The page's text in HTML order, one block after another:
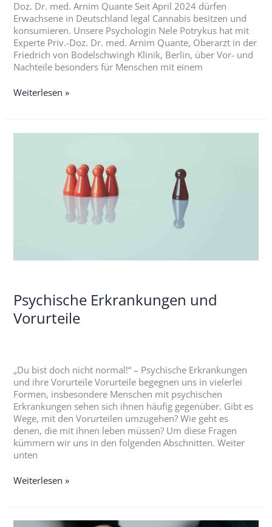
Doz. Dr. med. Arnim Quante Seit April 2024 dürfen
Erwachsene in Deutschland legal Cannabis besitzen und
konsumieren. Unsere Psychologin Nele Potrykus hat mit
Experte Priv.-Doz. Dr. med. Arnim Quante, Oberarzt in der
Friedrich von Bodelschwingh Klinik, Berlin, über Vor- und
Nachteile besonders für Menschen mit einem
Weiterlesen »
Psychische Erkrankungen und
Vorurteile
„Du bist doch nicht normal!“ – Psychische Erkrankungen
und ihre Vorurteile Vorurteile begegnen uns in vielerlei
Formen, insbesondere Menschen mit psychischen
Erkrankungen sehen sich ihnen häufig gegenüber. Gibt es
Wege, mit den Vorurteilen umzugehen? Wie geht es
denen, die mit ihnen leben müssen? Um diese Fragen
kümmern wir uns in den folgenden Abschnitten. Weiter
unten
Weiterlesen »